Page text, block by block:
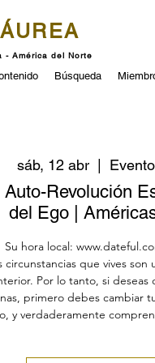
- América del Norte
Búsqueda
sáb, 12 abr
  |
Auto-Revolución
del Ego |
Su hora local:
circunstancias que vives
Por lo tanto, si deseas
primero debes cambiar
y verdaderamente